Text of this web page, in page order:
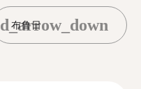
布鲁日